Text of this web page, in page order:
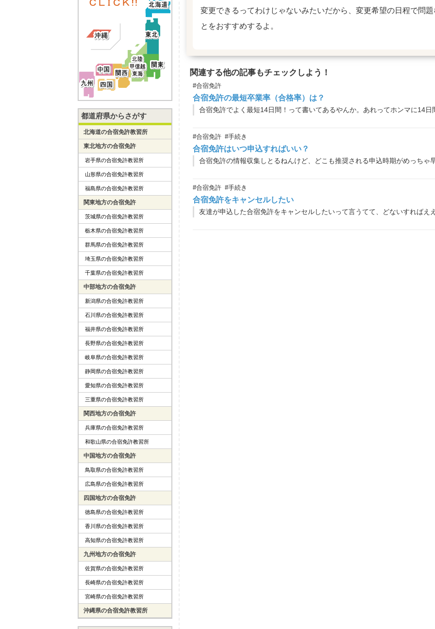
変更できるってわけじゃないみたいだから、変更希望の日程で問
とをおすすめするよ。
関連する他の記事もチェックしよう！
#合宿免許
合宿免許の最短卒業率（合格率）は？
#合宿免許 #手続き
合宿免許はいつ申込すればいい？
#合宿免許 #手続き
合宿免許をキャンセルしたい
友達が申込した合宿免許をキャンセルしたいって言うてて、どないすればえ
都道府県からさがす
北海道の合宿免許教習所
東北地方の合宿免許
岩手県の合宿免許教習所
山形県の合宿免許教習所
福島県の合宿免許教習所
関東地方の合宿免許
茨城県の合宿免許教習所
栃木県の合宿免許教習所
群馬県の合宿免許教習所
埼玉県の合宿免許教習所
千葉県の合宿免許教習所
中部地方の合宿免許
新潟県の合宿免許教習所
石川県の合宿免許教習所
福井県の合宿免許教習所
長野県の合宿免許教習所
岐阜県の合宿免許教習所
静岡県の合宿免許教習所
愛知県の合宿免許教習所
三重県の合宿免許教習所
関西地方の合宿免許
兵庫県の合宿免許教習所
和歌山県の合宿免許教習所
中国地方の合宿免許
鳥取県の合宿免許教習所
広島県の合宿免許教習所
四国地方の合宿免許
徳島県の合宿免許教習所
香川県の合宿免許教習所
高知県の合宿免許教習所
九州地方の合宿免許
佐賀県の合宿免許教習所
長崎県の合宿免許教習所
宮崎県の合宿免許教習所
沖縄県の合宿免許教習所